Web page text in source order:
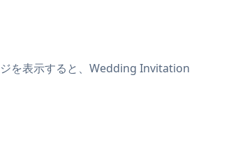
を表示すると、Wedding Invitation